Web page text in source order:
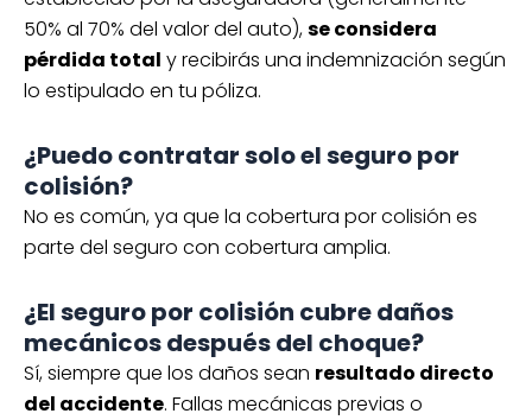
50% al 70% del valor del auto),se considera
pérdida total y recibirás una indemnización según
lo estipulado en tu póliza.
¿Puedo contratar solo el seguro por
colisión?
No es común, ya que la cobertura por colisión es
parte del seguro con cobertura amplia.
¿El seguro por colisión cubre daños
mecánicos después del choque?
Sí, siempre que los daños sean resultado directo
del accidente. Fallas mecánicas previas o